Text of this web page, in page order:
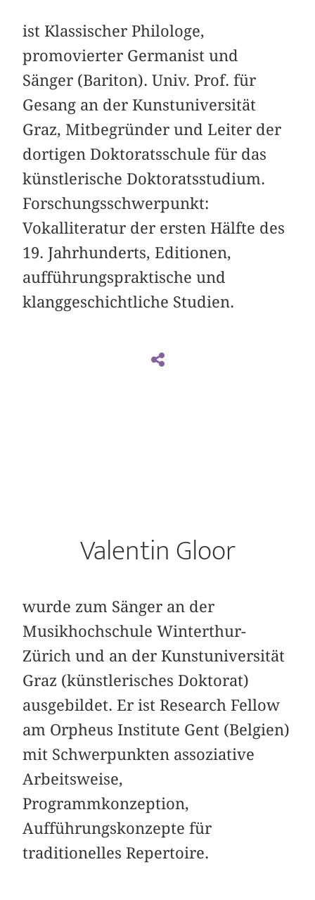
ist Klassischer Philologe,
promovierter Germanist und
Sänger (Bariton). Univ. Prof. für
Gesang an der Kunstuniversität
Graz, Mitbegründer und Leiter der
dortigen Doktoratsschule für das
künstlerische Doktoratsstudium.
Forschungsschwerpunkt:
Vokalliteratur der ersten Hälfte des
19. Jahrhunderts, Editionen,
aufführungspraktische und
klanggeschichtliche Studien.
Valentin Gloor
wurde zum Sänger an der
Musikhochschule Winterthur-
Zürich und an der Kunstuniversität
Graz (künstlerisches Doktorat)
ausgebildet. Er ist Research Fellow
am Orpheus Institute Gent (Belgien)
mit Schwerpunkten assoziative
Arbeitsweise,
Programmkonzeption,
Aufführungskonzepte für
traditionelles Repertoire.